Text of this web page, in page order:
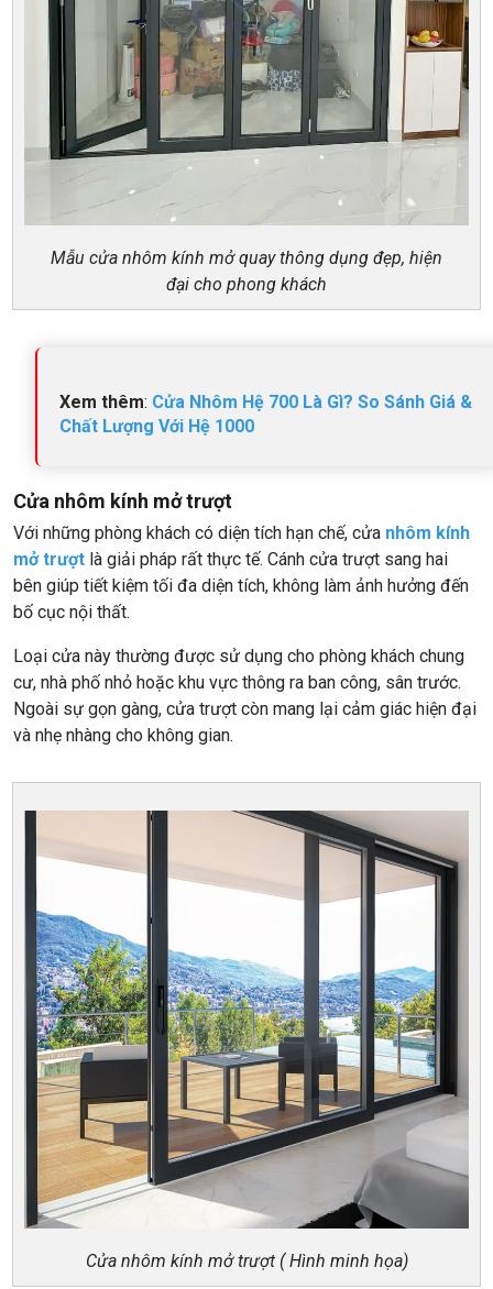
Mẫu cửa nhôm kính mở quay thông dụng đẹp, hiện
đại cho phong khách
Xem thêm: Cửa Nhôm Hệ 700 Là Gì? So Sánh Giá &
Chất Lượng Với Hệ 1000
Cửa nhôm kính mở trượt
Với những phòng khách có diện tích hạn chế, cửa nhôm kính
mở trượt là giải pháp rất thực tế. Cánh cửa trượt sang hai
bên giúp tiết kiệm tối đa diện tích, không làm ảnh hưởng đến
bố cục nội thất.
Loại cửa này thường được sử dụng cho phòng khách chung
cư, nhà phố nhỏ hoặc khu vực thông ra ban công, sân trước.
Ngoài sự gọn gàng, cửa trượt còn mang lại cảm giác hiện đại
và nhẹ nhàng cho không gian.
Cửa nhôm kính mở trượt ( Hình minh họa)